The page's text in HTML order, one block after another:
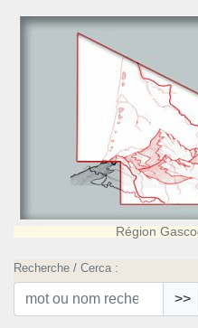
Région
Recherche / Cerca :
>>